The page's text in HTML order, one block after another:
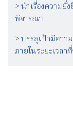
> นำเรื่องความยั่
พิจารณา
> บรรลุเป้ามีคว
ภายในระยะเวลา